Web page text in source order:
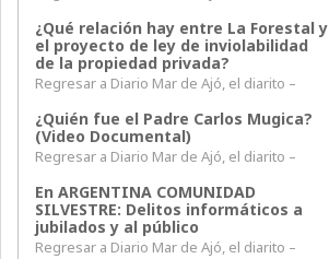
¿Qué relación hay entre La Forestal y
el proyecto de ley de inviolabilidad
de la propiedad privada?
Regresar a Diario Mar de Ajó, el diarito –
¿Quién fue el Padre Carlos Mugica?
(Video Documental)
Regresar a Diario Mar de Ajó, el diarito –
En ARGENTINA COMUNIDAD
SILVESTRE: Delitos informáticos a
jubilados y al público
Regresar a Diario Mar de Ajó, el diarito –